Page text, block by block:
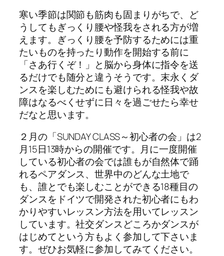
寒い季節は関節も筋肉も固まりがちで、ど
うしてもぎっくり腰や怪我をされる方が増
えます。ぎっくり腰を予防するためには重
たいものを持ったり動作を開始する前に
「さあ行くぞ！」と脳から身体に指令を送
るだけでも随分と違うそうです。末永くダ
ンスを楽しむためにも避けられる怪我や故
障はなるべくせずに日々を過ごせたら幸せ
だなと思います。
２月の「SUNDAY CLASS～初心者の会」は2
月15日13時からの開催です。月に一度開催
している初心者の会では誰もが自然体で踊
れるペアダンス、世界中のどんな土地で
も、誰とでも楽しむことができる18種目の
ダンスをドイツで開発された初心者にもわ
かりやすいレッスン方法を用いてレッスン
しています。社交ダンスどころかダンスが
はじめてという方もよく参加して下さいま
す。ぜひお気軽に参加してみてください。